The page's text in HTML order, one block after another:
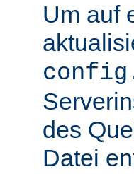
Um auf
des
Datei